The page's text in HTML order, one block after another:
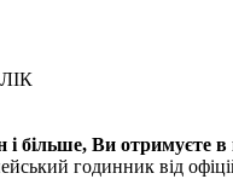
більше, Ви отримуєте в
годинник від